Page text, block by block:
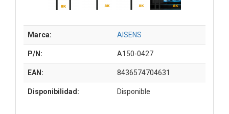
Marca: AISENS
P/N: A150-0427
EAN: 8436574704631
Disponibilidad: Disponible